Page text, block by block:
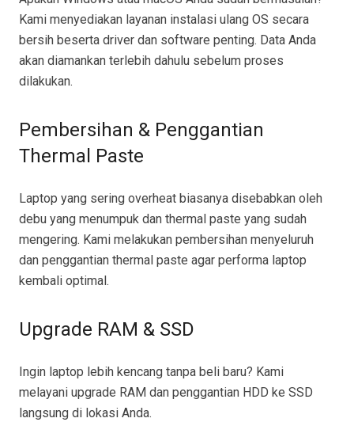
Kami menyediakan layanan instalasi ulang OS secara
bersih beserta driver dan software penting. Data Anda
akan diamankan terlebih dahulu sebelum proses
dilakukan.
Pembersihan & Penggantian
Thermal Paste
Laptop yang sering overheat biasanya disebabkan oleh
debu yang menumpuk dan thermal paste yang sudah
mengering. Kami melakukan pembersihan menyeluruh
dan penggantian thermal paste agar performa laptop
kembali optimal.
Upgrade RAM & SSD
Ingin laptop lebih kencang tanpa beli baru? Kami
melayani upgrade RAM dan penggantian HDD ke SSD
langsung di lokasi Anda.